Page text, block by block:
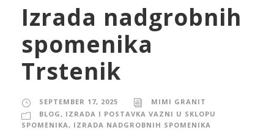
Izrada nadgrobnih
spomenika
Trstenik
SEPTEMBER 17, 2025
MIMI GRANIT
BLOG , IZRADA I POSTAVKA VAZNI U SKLOPU
SPOMENIKA , IZRADA NADGROBNIH SPOMENIKA